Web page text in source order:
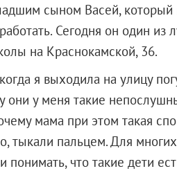
сыном Васей,
Сегодня он один из
на Краснокамской, 36.
я выходила на улицу
они у меня такие
мама при этом такая
тыкали пальцем. Для
понимать, что такие дети